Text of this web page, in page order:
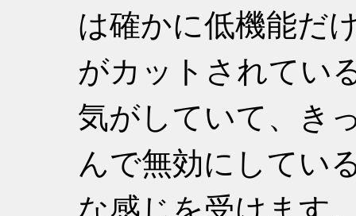
は確かに低機能だ
がカットされてい
気がしていて、き
んで無効にしてい